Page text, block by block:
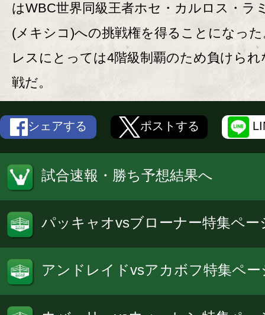
はWBC世界同級王者ホセ・カルロス・ラ
(メキシコ)への挑戦権を得ることになっ
レスにとっては4階級制覇のため負けられ
戦だ。
シェアする ポストする
試合速報・勝ち予想結果へ
パッキャオvsブローナー特集ペー
アンドレイドvsアカボフ特集ペー